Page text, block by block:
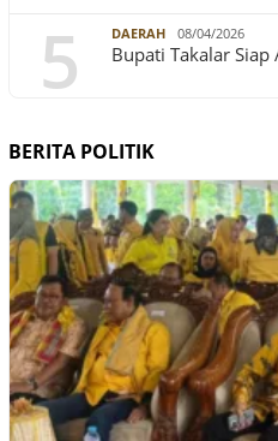
5 DAERAH 08/04/2026
Bupati Takalar
BERITA POLITIK